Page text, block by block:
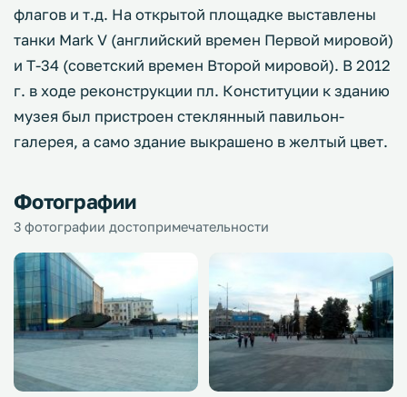
флагов и т.д. На открытой площадке выставлены
танки Mark V (английский времен Первой мировой)
и Т-34 (советский времен Второй мировой). В 2012
г. в ходе реконструкции пл. Конституции к зданию
музея был пристроен стеклянный павильон-
галерея, а само здание выкрашено в желтый цвет.
Фотографии
3 фотографии достопримечательности